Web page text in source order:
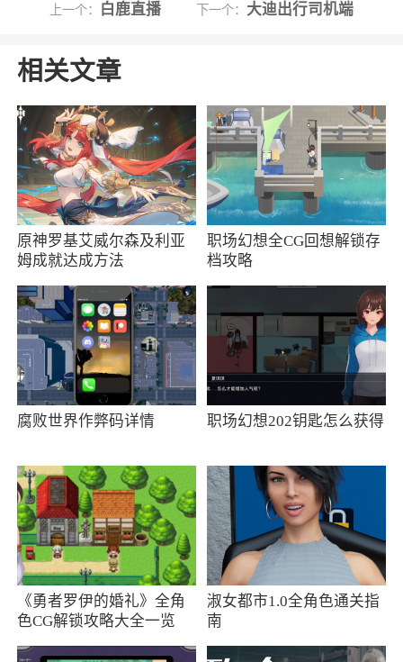
2、品质实时保障，价格透明化且优惠。现在
3、有任何问题都可以找客服解决，很专业
更新日志
解决已知问题，用户体验更佳
上一个： 白鹿直播 下一个： 大迪出行司机端
相关文章
原神罗基艾威尔森及利亚
姆成就达成方法
职场幻想全CG回想解锁存
档攻略
腐败世界作弊码详情 职场幻想202钥匙怎么获得
《勇者罗伊的婚礼》全角
色CG解锁攻略大全一览
淑女都市1.0全角色通关指
南